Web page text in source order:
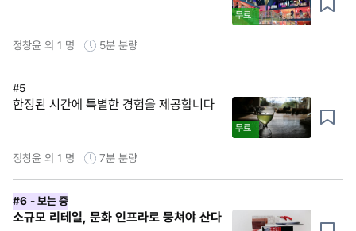
무료
정창윤 외 1 명 5분 분량
#5
한정된 시간에 특별한 경험을 제공합니다
무료
정창윤 외 1 명 7분 분량
#6 - 보는 중
소규모 리테일, 문화 인프라로 뭉쳐야 산다